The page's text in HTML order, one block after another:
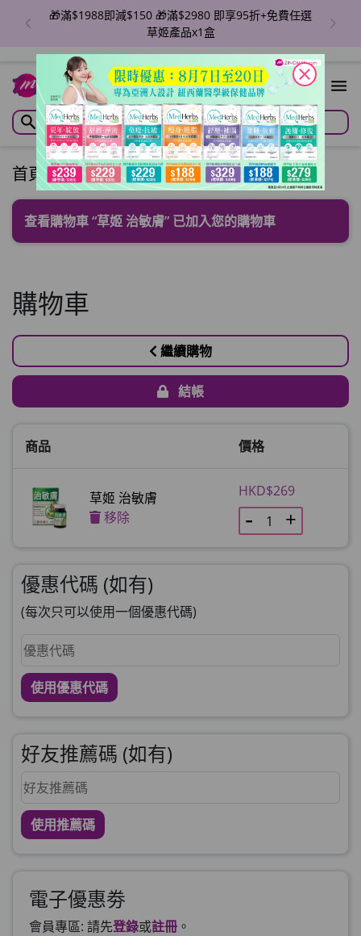
🎁滿$1988即減$150 🎁滿$2980 即享95折+免費任選
草姬產品x1盒
1
首頁/購物車
查看購物車“草姬 治敏膚” 已加入您的購物車
購物車
繼續購物
結帳
商品 價格
草姬 治敏膚
移除
HKD$269
優惠代碼 (如有)
(每次只可以使用一個優惠代碼)
使用優惠代碼
好友推薦碼 (如有)
使用推薦碼
電子優惠劵
會員專區: 請先登錄或註冊 。
close